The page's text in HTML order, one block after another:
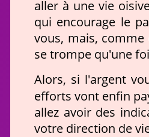
aller à une vie
qui encourage le
vous, mais, comme
se trompe qu'une
Alors, si l'argent
efforts vont enfin
allez avoir des
votre direction de